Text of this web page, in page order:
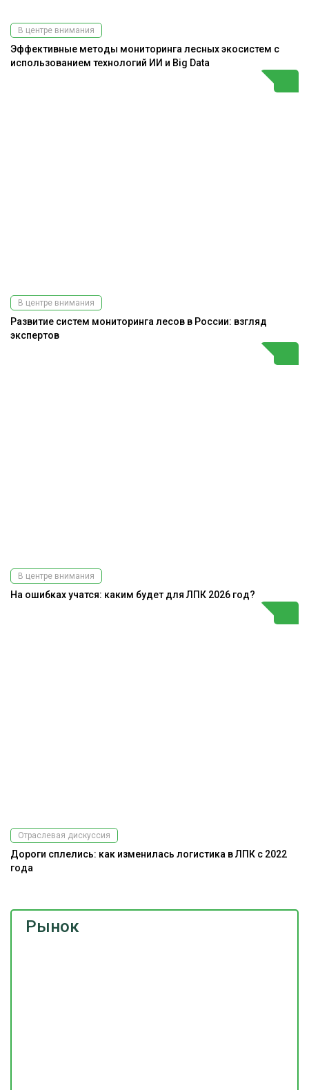
Рынок
В центре внимания
Эффективные методы мониторинга лесных экосистем с
использованием технологий ИИ и Big Data
В центре внимания
Развитие систем мониторинга лесов в России: взгляд
экспертов
В центре внимания
На ошибках учатся: каким будет для ЛПК 2026 год?
Отраслевая дискуссия
Дороги сплелись: как изменилась логистика в ЛПК с 2022
года